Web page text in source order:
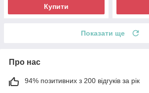
Купити
Показати ще
Про нас
94% позитивних з 200 відгуків за рік